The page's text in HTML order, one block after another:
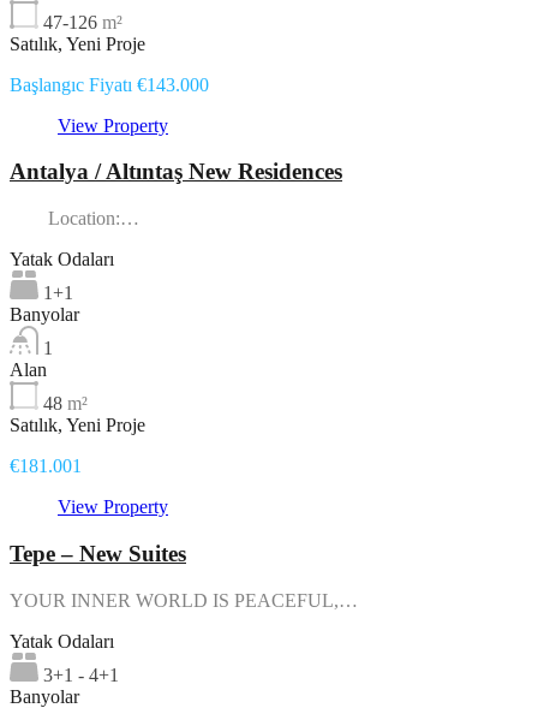
47-126 m²
Satılık, Yeni Proje
Başlangıc Fiyatı €143.000
View Property
Antalya / Altıntaş New Residences
Location:…
Yatak Odaları
1+1
Banyolar
1
Alan
48 m²
Satılık, Yeni Proje
€181.001
View Property
Tepe – New Suites
YOUR INNER WORLD IS PEACEFUL,…
Yatak Odaları
3+1 - 4+1
Banyolar